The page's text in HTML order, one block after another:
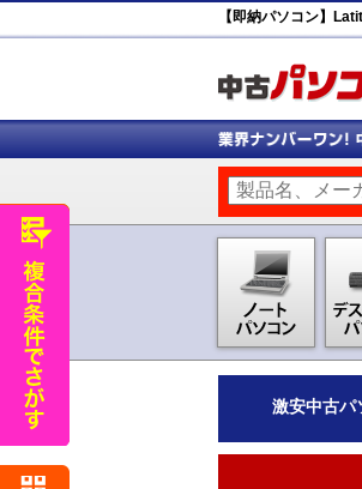
【即納パソコン】
激安中古パ